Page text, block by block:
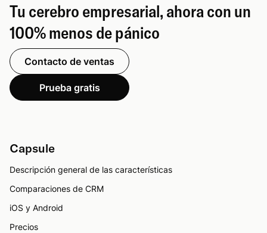
Tu cerebro empresarial, ahora con un
100% menos de pánico
Contacto de ventas
Prueba gratis
Capsule
Descripción general de las características
Comparaciones de CRM
iOS y Android
Precios